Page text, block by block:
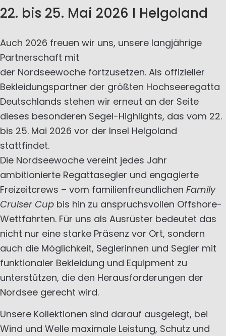
22. bis 25. Mai 2026 I Helgoland
Auch 2026 freuen wir uns, unsere langjährige
Partnerschaft mit
der Nordseewoche fortzusetzen. Als offizieller
Bekleidungspartner der größten Hochseeregatta
Deutschlands stehen wir erneut an der Seite
dieses besonderen Segel-Highlights, das vom 22.
bis 25. Mai 2026 vor der Insel Helgoland
stattfindet.
Die Nordseewoche vereint jedes Jahr
ambitionierte Regattasegler und engagierte
Freizeitcrews – vom familienfreundlichen Family
Cruiser Cup bis hin zu anspruchsvollen Offshore-
Wettfahrten. Für uns als Ausrüster bedeutet das
nicht nur eine starke Präsenz vor Ort, sondern
auch die Möglichkeit, Seglerinnen und Segler mit
funktionaler Bekleidung und Equipment zu
unterstützen, die den Herausforderungen der
Nordsee gerecht wird.
Unsere Kollektionen sind darauf ausgelegt, bei
Wind und Welle maximale Leistung, Schutz und